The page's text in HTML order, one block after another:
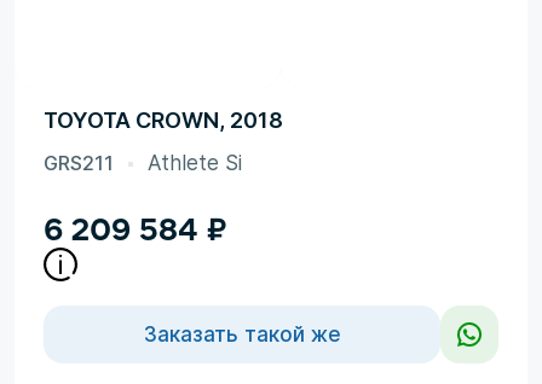
TOYOTA CROWN, 2018
GRS211 Athlete Si
6 209 584 ₽
Заказать такой же